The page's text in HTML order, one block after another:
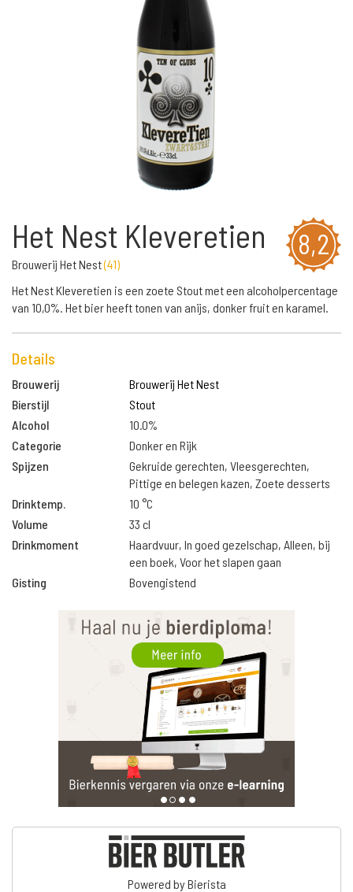
8,2
Het Nest Kleveretien
Brouwerij Het Nest(41)
Het Nest Kleveretien is een zoete Stout met een alcoholpercentage
van 10,0%. Het bier heeft tonen van anijs, donker fruit en karamel.
Details
Brouwerij
Brouwerij Het Nest
Bierstijl
Stout
Alcohol
10.0%
Categorie
Donker en Rijk
Spijzen
Gekruide gerechten, Vleesgerechten,
Pittige en belegen kazen, Zoete desserts
Drinktemp.
10 °C
Volume
33 cl
Drinkmoment
Haardvuur, In goed gezelschap, Alleen, bij
een boek, Voor het slapen gaan
Gisting
Bovengistend
Powered by Bierista